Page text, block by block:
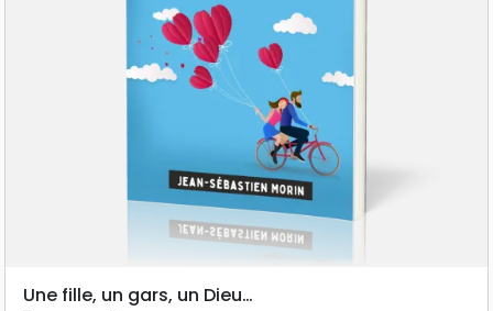
Une fille, un gars, un Dieu…